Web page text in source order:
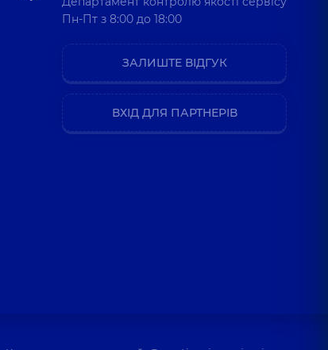
Пн-Пт з 8:00 до 18:00
ЗАЛИШТЕ ВІДГУК
ВХІД ДЛЯ ПАРТНЕРІВ